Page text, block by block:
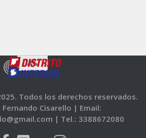
Todos los derechos reservados.
Fernando Cisarello | Email:
| Tel.: 3388672080